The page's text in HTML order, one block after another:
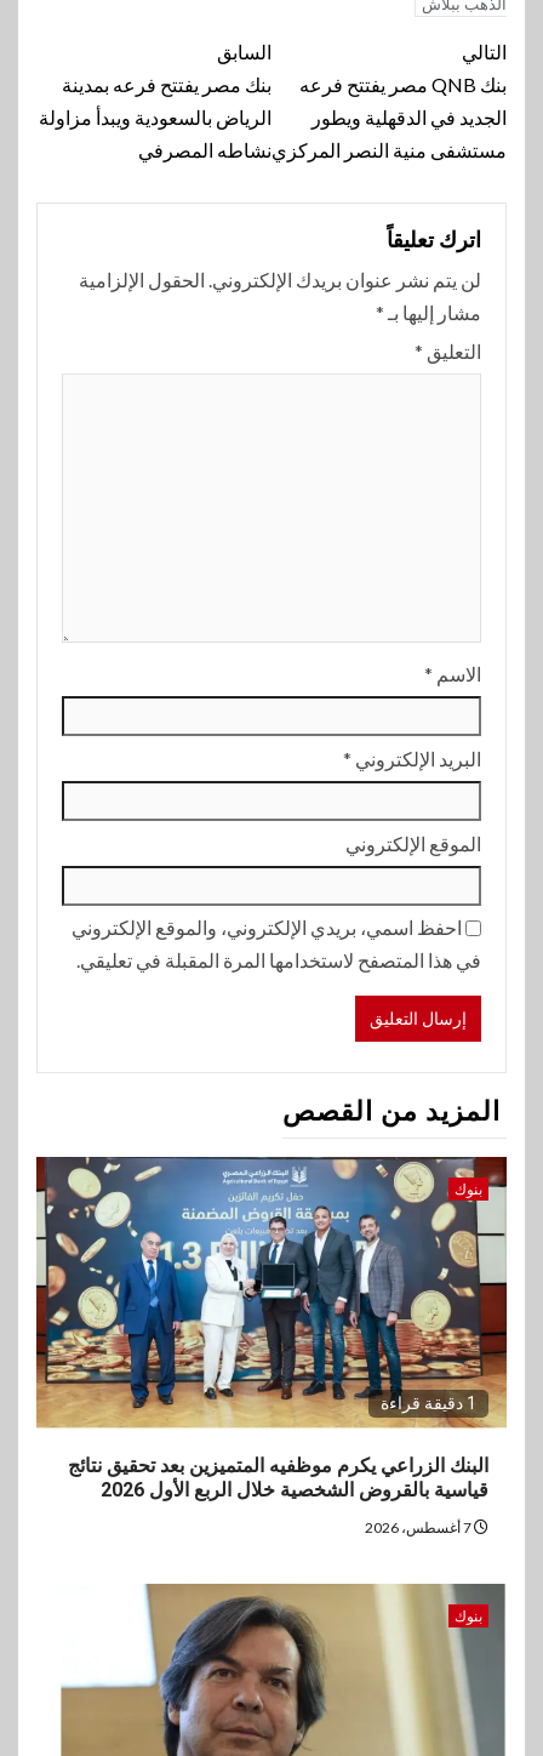
تنقل
المقالة
السابق
بنك مصر يفتتح فرعه بمدينة
الرياض بالسعودية ويبدأ مزاولة
نشاطه المصرفي
التالي
بنك QNB مصر يفتتح فرعه
الجديد في الدقهلية ويطور
مستشفى منية النصر المركزي
اترك تعليقاً
لن يتم نشر عنوان بريدك الإلكتروني. الحقول الإلزامية
مشار إليها بـ *
التعليق *
الاسم *
البريد الإلكتروني *
الموقع الإلكتروني
احفظ اسمي، بريدي الإلكتروني، والموقع الإلكتروني
في هذا المتصفح لاستخدامها المرة المقبلة في تعليقي.
المزيد من القصص
بنوك
1 دقيقة قراءة
البنك الزراعي يكرم موظفيه المتميزين بعد تحقيق نتائج
قياسية بالقروض الشخصية خلال الربع الأول 2026
بنوك